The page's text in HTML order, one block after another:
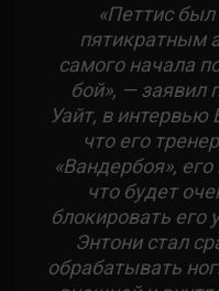
«Петтис
пятикратным
самого начала
бой», — заявил
Уайт, в интервью
что его
«Вандербоя»,
что будет
блокировать его
Энтони стал
обрабатывать